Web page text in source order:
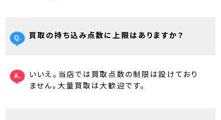
買取の持ち込み点数に上限はありますか？
いいえ。当店では買取点数の制限は設けており
ません。大量買取は大歓迎です。